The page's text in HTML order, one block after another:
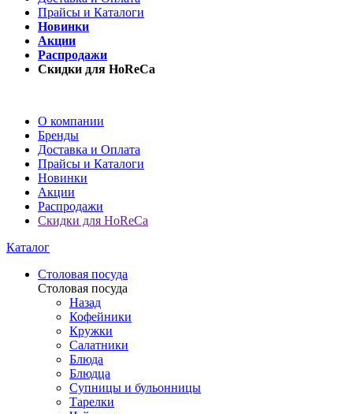
Прайсы и Каталоги
Новинки
Акции
Распродажи
Скидки для HoReCa
О компании
Бренды
Доставка и Оплата
Прайсы и Каталоги
Новинки
Акции
Распродажи
Скидки для HoReCa
Каталог
Столовая посуда
Столовая посуда
Назад
Кофейники
Кружки
Салатники
Блюда
Блюдца
Супницы и бульонницы
Тарелки